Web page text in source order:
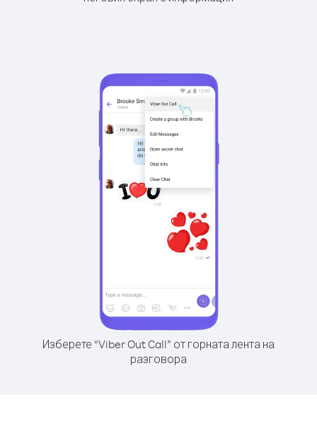
Изберете “Viber Out Call” от горната лента на
разговора